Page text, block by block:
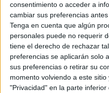
consentimiento o acceder a
cambiar sus preferencias
Tenga en cuenta que algún
personales puede no requerir
tiene el derecho de rechazar
preferencias se aplicarán solo
sus preferencias o retirar su
momento volviendo a este
"Privacidad" en la parte inferior
SOBRE
No es cine todo lo que
crítica y actualidad tanto
olvidarse del formato